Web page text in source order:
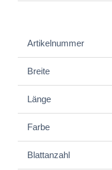
Artikelnummer
Breite
Länge
Farbe
Blattanzahl